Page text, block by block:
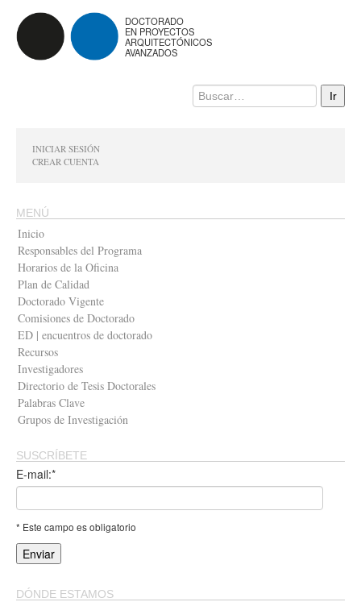
DOCTORADO
EN PROYECTOS
ARQUITECTÓNICOS
AVANZADOS
INICIAR SESIÓN
CREAR CUENTA
MENÚ
Inicio
Responsables del Programa
Horarios de la Oficina
Plan de Calidad
Doctorado Vigente
Comisiones de Doctorado
ED | encuentros de doctorado
Recursos
Investigadores
Directorio de Tesis Doctorales
Palabras Clave
Grupos de Investigación
SUSCRÍBETE
E-mail:*
* Este campo es obligatorio
DÓNDE ESTAMOS